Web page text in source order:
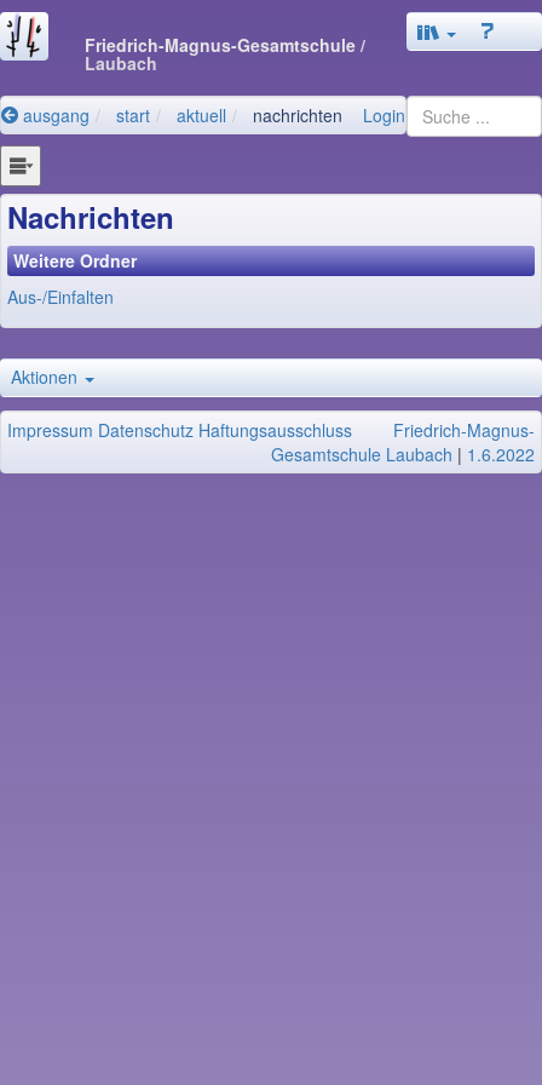
Friedrich-Magnus-Gesamtschule /
Laubach
ausgang start aktuell nachrichten Login
Nachrichten
Weitere Ordner
Aus-/Einfalten
Aktionen
Impressum Datenschutz Haftungsausschluss
Friedrich-Magnus-
Gesamtschule Laubach | 1.6.2022